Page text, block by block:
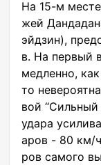
На 15-м
жей
эйдзин),
в. На первый
медленно,
то
вой
удара
аров - 80 км/
ров самого